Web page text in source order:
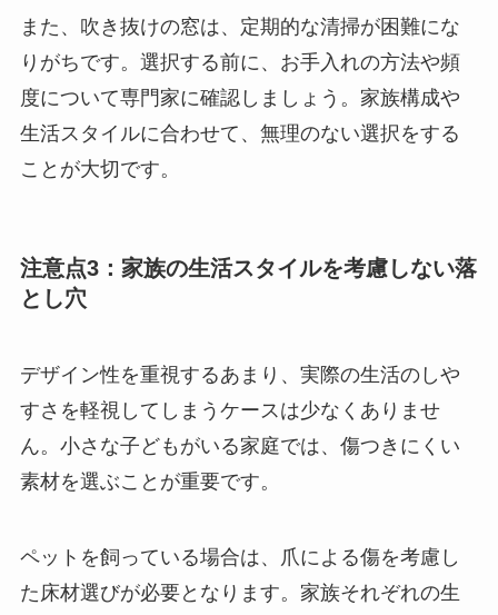
また、吹き抜けの窓は、定期的な清掃が困難にな
りがちです。選択する前に、お手入れの方法や頻
度について専門家に確認しましょう。家族構成や
生活スタイルに合わせて、無理のない選択をする
ことが大切です。
注意点3：家族の生活スタイルを考慮しない落
とし穴
デザイン性を重視するあまり、実際の生活のしや
すさを軽視してしまうケースは少なくありませ
ん。小さな子どもがいる家庭では、傷つきにくい
素材を選ぶことが重要です。
ペットを飼っている場合は、爪による傷を考慮し
た床材選びが必要となります。家族それぞれの生